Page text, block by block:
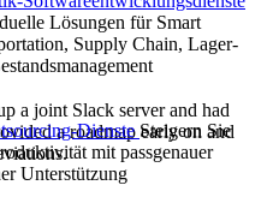
a joint Slack server and had
a roadmap early on and
Lösungen für Smart
Supply Chain, Lager-
Dienste Steigern Sie
mit passgenauer
Unterstützung